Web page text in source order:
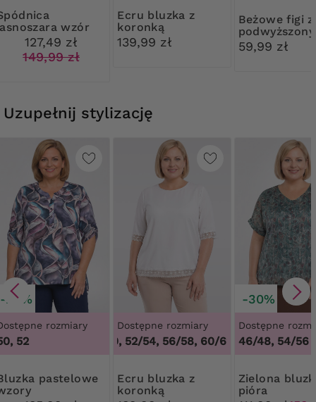
wzór
127,49 zł
149,99 zł
Ecru bluzka z
koronką
139,99 zł
Beżowe figi z
stanem
59,99 zł
Uzupełnij stylizację
-20%
rozmiary
52
Dostępne rozmiary
48/50, 52/54, 56/58, 60/62 48/50, 52/54,
Ecru bluzka z
koronką
-30%
Dostępne
46/48, 54/56
Zielona bluzka w
pióra